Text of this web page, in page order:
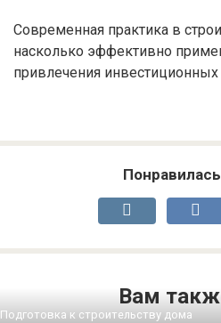
Современная практика в
насколько эффективно
привлечения инвестиционных
Вам
Подготовка к строительству дома